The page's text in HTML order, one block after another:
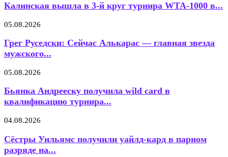
Калинская вышла в 3-й круг турнира WTA-1000 в...
05.08.2026
Грег Руседски: Сейчас Алькарас — главная звезда
мужского...
05.08.2026
Бьянка Андрееску получила wild card в
квалификацию турнира...
04.08.2026
Сёстры Уильямс получили уайлд-кард в парном
разряде на...